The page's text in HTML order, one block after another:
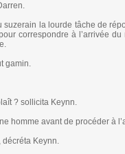
suzerain la lourde tâche de
correspondre à l’arrivée
gamin.
? sollicita Keynn.
homme avant de procéder à
décréta Keynn.